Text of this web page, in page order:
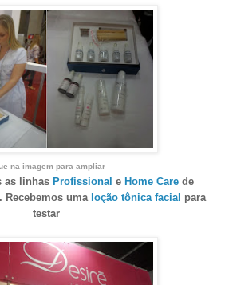
na imagem para ampliar
as linhas Profissional e Home Care de
Recebemos uma loção tônica facial para
testar